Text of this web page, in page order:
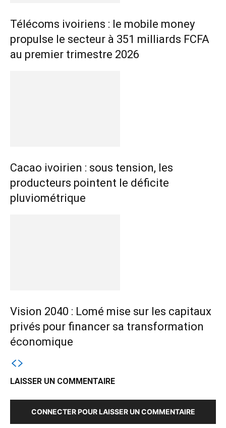
Télécoms ivoiriens : le mobile money
propulse le secteur à 351 milliards FCFA
au premier trimestre 2026
Cacao ivoirien : sous tension, les
producteurs pointent le déficite
pluviométrique
Vision 2040 : Lomé mise sur les capitaux
privés pour financer sa transformation
économique
LAISSER UN COMMENTAIRE
CONNECTER POUR LAISSER UN COMMENTAIRE